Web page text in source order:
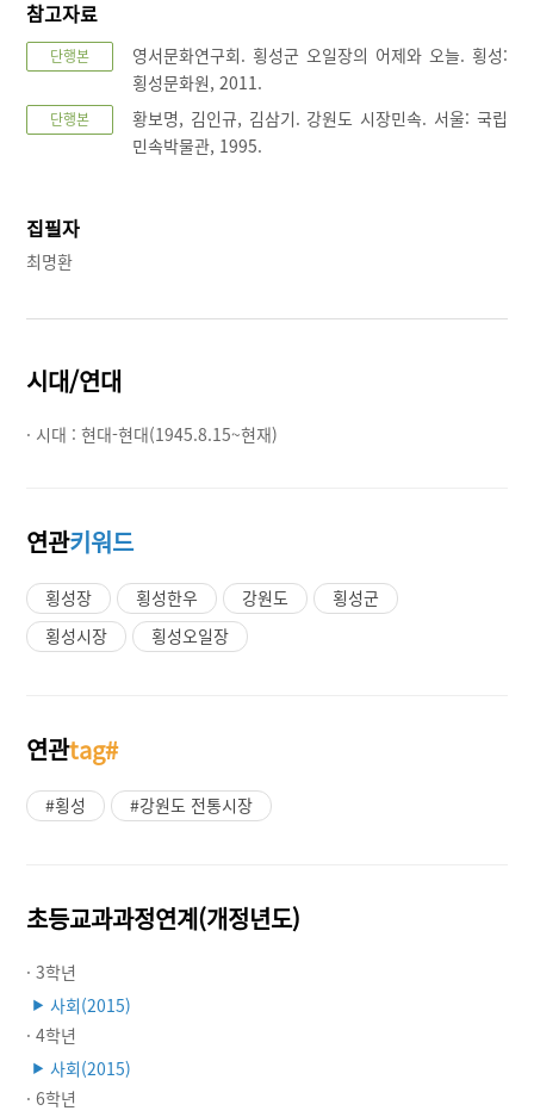
참고자료
단행본
영서문화연구회. 횡성군 오일장의 어제와 오늘. 횡성:
횡성문화원, 2011.
단행본
황보명, 김인규, 김삼기. 강원도 시장민속. 서울: 국립
민속박물관, 1995.
집필자
최명환
시대/연대
· 시대 :현대-현대(1945.8.15~현재)
연관키워드
횡성장 횡성한우 강원도
횡성군
횡성시장
횡성오일장
연관tag#
#횡성 #강원도 전통시장
초등교과과정연계(개정년도)
· 3학년
▶ 사회(2015)
· 4학년
▶ 사회(2015)
· 6학년